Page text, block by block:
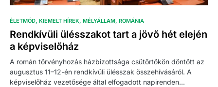
ÉLETMÓD KIEMELT HÍREK MÉLYÁLLAM ROMÁNIA
Rendkívüli ülésszakot tart a jövő hét elején
a képviselőház
A román törvényhozás házbizottsága csütörtökön döntött az
augusztus 11–12-én rendkívüli ülésszak összehívásáról. A
képviselőház vezetősége által elfogadott napirenden…